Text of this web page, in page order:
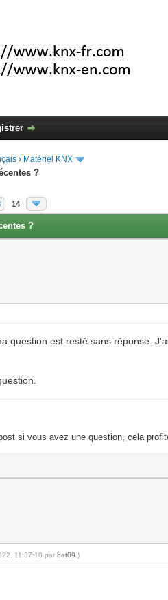
› Matériel KNX
?
14
?
question est resté sans réponse.
si vous avez une question, cela
11:37:10 parbat09 .)